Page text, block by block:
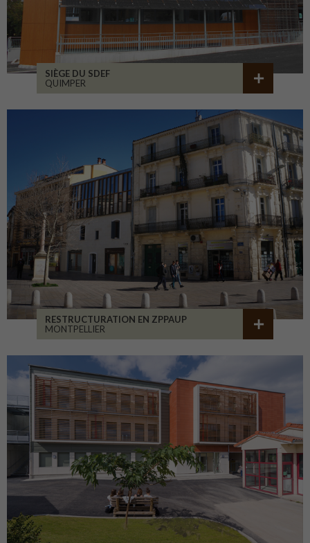
SIÈGE DU SDEF
QUIMPER
RESTRUCTURATION EN ZPPAUP
MONTPELLIER